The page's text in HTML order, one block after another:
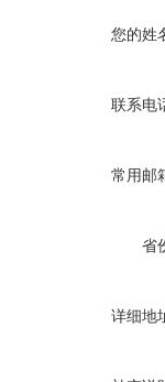
您的姓
联系电
常用邮
省
详细地